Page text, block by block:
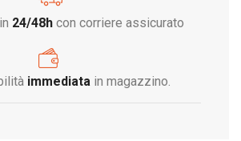
24/48hcon corriere assicurato
immediatain magazzino.